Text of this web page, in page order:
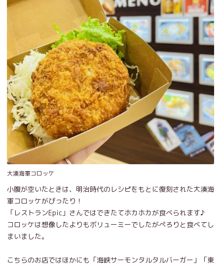
大湊海軍コロッケ
小腹が空いたときは、明治時代のレシピをもとに復刻された大湊海
軍コロッケがぴったり！
「レストランEpic」さんではできたてホカホカが食べられます♪
コロッケは想像したよりもボリューミーでしたがぺろりと食べてし
まいました。
こちらのお店ではほかにも「海峡サーモンタルタルバーガー」「東